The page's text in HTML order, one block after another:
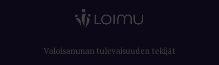
Valoisamman tulevaisuuden tekijät